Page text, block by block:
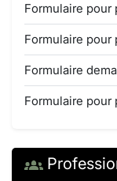
Formulaire pour
Formulaire pour
Formulaire
Formulaire pour